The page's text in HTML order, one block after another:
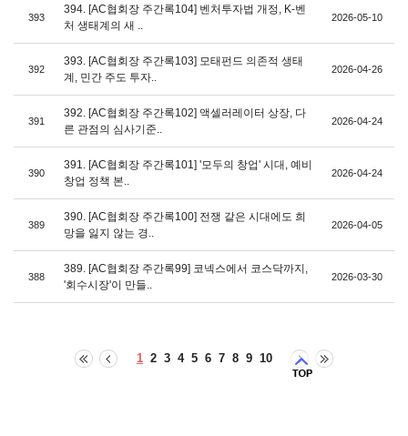
393
394. [AC협회장 주간록104] 벤처투자법 개정, K-벤
처 생태계의 새 ..
2026-05-10
392
393. [AC협회장 주간록103] 모태펀드 의존적 생태
계, 민간 주도 투자..
2026-04-26
391
392. [AC협회장 주간록102] 액셀러레이터 상장, 다
른 관점의 심사기준..
2026-04-24
390
391. [AC협회장 주간록101] '모두의 창업' 시대, 예비
창업 정책 본..
2026-04-24
389
390. [AC협회장 주간록100] 전쟁 같은 시대에도 희
망을 잃지 않는 경..
2026-04-05
388
389. [AC협회장 주간록99] 코넥스에서 코스닥까지,
'회수시장'이 만들..
2026-03-30
1 2 3 4 5 6 7 8 9 10